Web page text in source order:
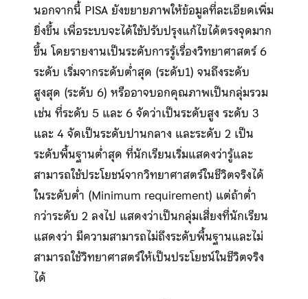
นอกจากนี้ PISA ยังขยายภาพให้ข้อมูลที่ละเอียดเพิ่ม
ยิ่งขึ้น เพื่อระบบจะได้ใช้ปรับปรุงแก้ไขได้ตรงจุดมาก
ขึ้น โดยรายงานเป็นระดับการรู้เรื่องวิทยาศาสตร์ 6
ระดับ เริ่มจากระดับต่ำสุด (ระดับ1) จนถึงระดับ
สูงสุด (ระดับ 6) หรืออาจบอกคุณภาพเป็นกลุ่มรวม
เช่น ที่ระดับ 5 และ 6 จัดว่าเป็นระดับสูง ระดับ 3
และ 4 จัดเป็นระดับปานกลาง และระดับ 2 เป็น
ระดับพื้นฐานต่ำสุด ที่นักเรียนเริ่มแสดงว่ารู้และ
สามารถใช้ประโยชน์จากวิทยาศาสตร์ในชีวิตจริงได้
ในระดับต่ำ (Minimum requirement) แต่ถ้าต่ำ
กว่าระดับ 2 ลงไป แสดงว่าเป็นกลุ่มเสี่ยงที่นักเรียน
แสดงว่า มีความสามารถไม่ถึงระดับพื้นฐานและไม่
สามารถใช้วิทยาศาสตร์ให้เป็นประโยชน์ในชีวิตจริง
ได้